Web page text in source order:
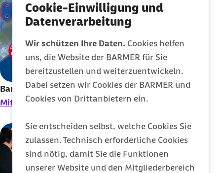
Cookie-Einwilligung und
Datenverarbeitung
Wir schützen Ihre Daten. Cookies helfen
uns, die Website der BARMER für Sie
bereitzustellen und weiterzuentwickeln.
Dabei setzen wir Cookies der BARMER und
Cookies von Drittanbietern ein.
Sie entscheiden selbst, welche Cookies Sie
zulassen. Technisch erforderliche Cookies
sind nötig, damit Sie die Funktionen
unserer Website und den Mitgliederbereich
Band 48:
Mit Zellen statt Skalpellen(PDF, 5MB